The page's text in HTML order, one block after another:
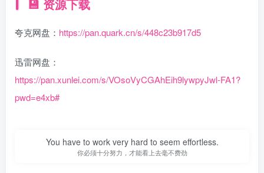
💾 资源下载
夸克网盘： https://pan.quark.cn/s/448c23b917d5
迅雷网盘：
https://pan.xunlei.com/s/VOsoVyCGAhEih9lywpyJwl-FA1?
pwd=e4xb#
You have to work very hard to seem effortless.
你必须十分努力，才能看上去毫不费劲